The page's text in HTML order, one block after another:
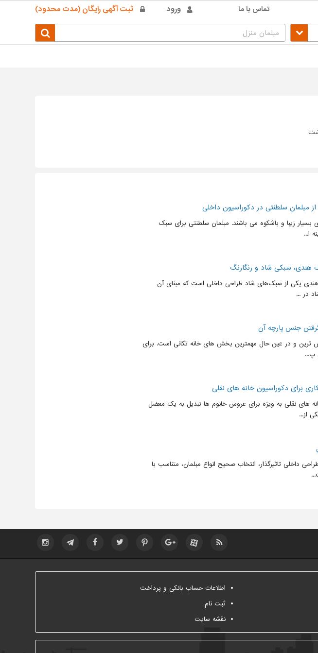
ورود ثبت آگهی رایگان (مدت محدود) تماس با ما
مبلمان سلطنتی در دکوراسیون داخلی
بسیار زیبا و باشکوه می باشند. مبلمان سلطنتی برای سبک
ا...
هندی، سبکی شاد و رنگارنگ
یکی از سبک‌های شاد طراحی داخلی است که مبنای آن
در ...
جنس پارچه آن
ترین و در عین حال مهمترین بخش های خانه تکانی است. برای
پ...
برای دکوراسیون خانه های نقلی
های نقلی به ویژه برای عروس خانوم ها تبدیل به یک معضل
از...
داخلی تاثیرگذار، انتخاب صحیح انواع مبلمان، متناسب با
اطلاعات حساب بانکی و پرداخت
ثبت نام
نقشه سایت